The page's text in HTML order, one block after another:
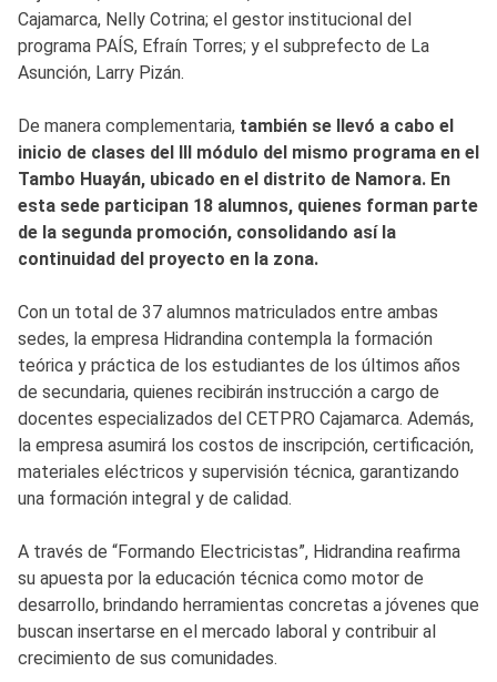
Cajamarca, Nelly Cotrina; el gestor institucional del
programa PAÍS, Efraín Torres; y el subprefecto de La
Asunción, Larry Pizán.
De manera complementaria, también se llevó a cabo el
inicio de clases del III módulo del mismo programa en el
Tambo Huayán, ubicado en el distrito de Namora. En
esta sede participan 18 alumnos, quienes forman parte
de la segunda promoción, consolidando así la
continuidad del proyecto en la zona.
Con un total de 37 alumnos matriculados entre ambas
sedes, la empresa Hidrandina contempla la formación
teórica y práctica de los estudiantes de los últimos años
de secundaria, quienes recibirán instrucción a cargo de
docentes especializados del CETPRO Cajamarca. Además,
la empresa asumirá los costos de inscripción, certificación,
materiales eléctricos y supervisión técnica, garantizando
una formación integral y de calidad.
A través de “Formando Electricistas”, Hidrandina reafirma
su apuesta por la educación técnica como motor de
desarrollo, brindando herramientas concretas a jóvenes que
buscan insertarse en el mercado laboral y contribuir al
crecimiento de sus comunidades.